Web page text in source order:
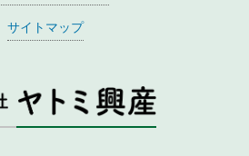
サイトマップ